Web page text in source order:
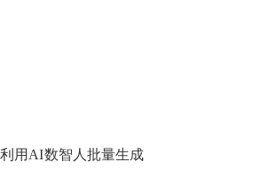
用AI数智人批量生成